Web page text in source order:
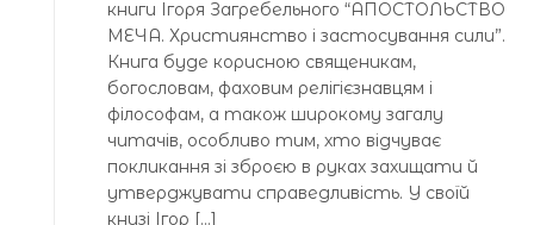
книги Ігоря Загребельного “АПОСТОЛЬСТВО
МЕЧА. Християнство і застосування сили”.
Книга буде корисною священикам,
богословам, фаховим релігієзнавцям і
філософам, а також широкому загалу
читачів, особливо тим, хто відчуває
покликання зі зброєю в руках захищати й
утверджувати справедливість. У своїй
книзі Ігор […]